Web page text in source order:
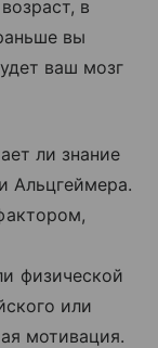
в
вы
ваш мозг
ли знание
Альцгеймера.
физической
или
мотивация.